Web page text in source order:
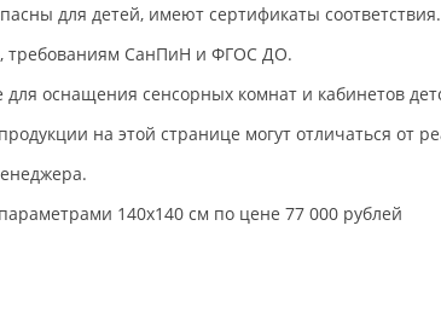
для детей, имеют сертификаты соответствия.
требованиям СанПиН и ФГОС ДО.
оснащения сенсорных комнат и кабинетов
на этой странице могут отличаться от
140х140 см по цене 77 000 рублей